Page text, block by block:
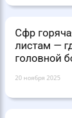
Сфр
листам —
головной
20 ноября 2025